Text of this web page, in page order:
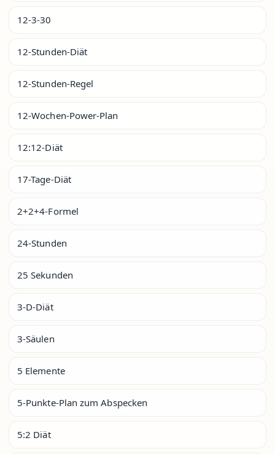
12-3-30
12-Stunden-Diät
12-Stunden-Regel
12-Wochen-Power-Plan
12:12-Diät
17-Tage-Diät
2+2+4-Formel
24-Stunden
25 Sekunden
3-D-Diät
3-Säulen
5 Elemente
5-Punkte-Plan zum Abspecken
5:2 Diät